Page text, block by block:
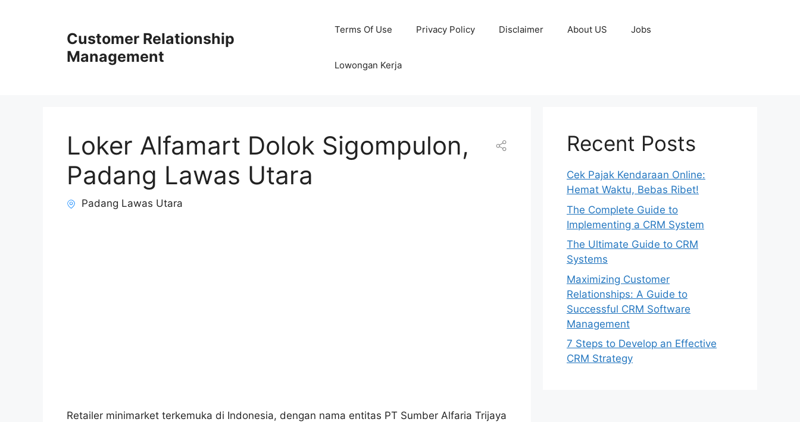
Customer Relationship
Management
Terms Of Use Privacy Policy Disclaimer About US Jobs
Lowongan Kerja
Loker Alfamart Dolok Sigompulon,
Padang Lawas Utara
Padang Lawas Utara
Retailer minimarket terkemuka di Indonesia, dengan nama entitas PT Sumber Alfaria Trijaya
Recent Posts
Cek Pajak Kendaraan Online:
Hemat Waktu, Bebas Ribet!
The Complete Guide to
Implementing a CRM System
The Ultimate Guide to CRM
Systems
Maximizing Customer
Relationships: A Guide to
Successful CRM Software
Management
7 Steps to Develop an Effective
CRM Strategy